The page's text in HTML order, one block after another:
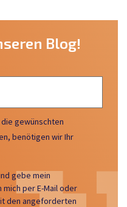
Blog!
gewünschten
benötigen wir Ihr
gebe mein
per E-Mail oder
den angeforderten